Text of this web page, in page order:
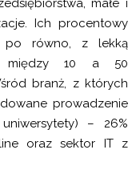
małe i
Ich procentowy
po równo, z lekką
między 10 a 50
branż, z których
prowadzenie
– 26%
oraz sektor IT z